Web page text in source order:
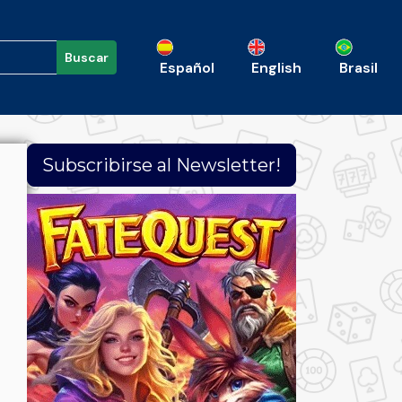
Buscar
Español English Brasil
Subscribirse al Newsletter!